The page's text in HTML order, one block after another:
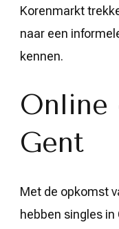
Korenmarkt
naar een
kennen.
Online
Gent
Met de opkomst
hebben singles